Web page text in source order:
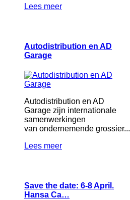
Lees meer
Autodistribution en AD
Garage
Autodistribution en AD
Garage zijn internationale
samenwerkingen
van ondernemende grossier...
Lees meer
Save the date: 6-8 April.
Hansa Ca…